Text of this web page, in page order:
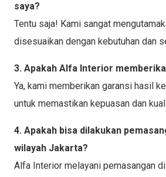
saya?
Tentu saja! Kami sangat
disesuaikan dengan kebutuhan dan
3. Apakah Alfa Interior
Ya, kami memberikan garansi hasil
untuk memastikan kepuasan dan
4. Apakah bisa dilakukan
wilayah Jakarta?
Alfa Interior melayani pemasangan